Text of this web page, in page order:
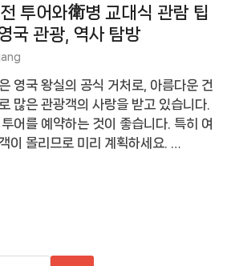
투어와衛병 교대식 관람 팁
국 관광, 역사 탐방
영국 왕실의 공식 거처로, 아름다운 건
많은 관광객의 사랑을 받고 있습니다.
어를 예약하는 것이 좋습니다. 특히 여
이 몰리므로 미리 계획하세요. …